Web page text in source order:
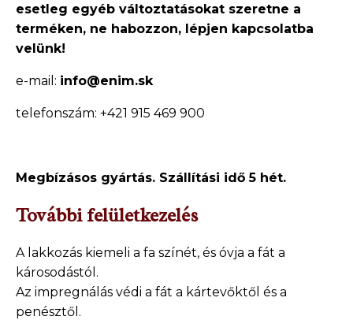
esetleg egyéb változtatásokat szeretne a
terméken, ne habozzon, lépjen kapcsolatba
velünk!
e-mail: info@enim.sk
telefonszám: +421 915 469 900
Megbízásos gyártás. Szállítási idő 5 hét.
További felületkezelés
A lakkozás kiemeli a fa színét, és óvja a fát a
károsodástól.
Az impregnálás védi a fát a kártevőktől és a
penésztől.